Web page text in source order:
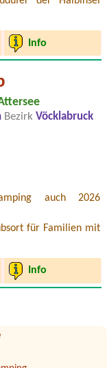
Info
Bezirk Vöcklabruck
auch 2026
für Familien mit
Info